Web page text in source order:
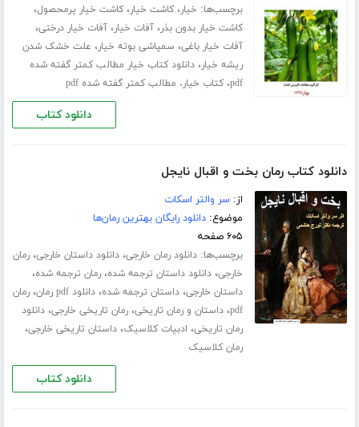
برچسب‌ها: خیار،کاشت خیار،کاشت خیار پرمحصول،
کاشت خیار بدون بذر،آفات خیار،آفات خیار درختی،
آفات خیار باغی، سمپاشی بوته خیار، علت خشک شدن
ریشه خیار،دانلود کتاب خیار مطالب کمتر گفته شده
pdf،کتاب خیار، مطالب کمتر گفته شده pdf
دانلود کتاب
دانلود کتاب رمان بخت و اقبال نایجل
از:سر والتر اسکات
موضوع:دانلود رایگان بهترین رمان‌ها
۶۰۵ صفحه
برچسب‌ها:دانلود رمان خارجی،دانلود داستان خارجی،رمان
خارجی،دانلود داستان ترجمه شده،رمان ترجمه شده،
داستان خارجی،داستان ترجمه شده،دانلود pdf رمان ،رمان
pdf،داستان و رمان تاریخی،رمان تاریخی خارجی،دانلود
رمان تاریخی، ادبیات کلاسیک،داستان تاریخی خارجی،
رمان کلاسیک
دانلود کتاب